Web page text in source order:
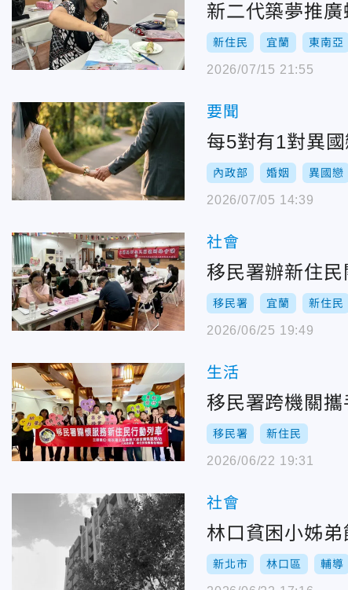
新住民 宜蘭 東南亞
2026/07/15 21:55
要聞
每5對有1對異
內政部 婚姻 異國戀
2026/07/05 14:39
社會
移民署辦新住
移民署 宜蘭 新住民
2026/06/25 19:49
生活
移民署 新住民
2026/06/22 19:31
社會
林口貧困小姊
新北市 林口區 輔導